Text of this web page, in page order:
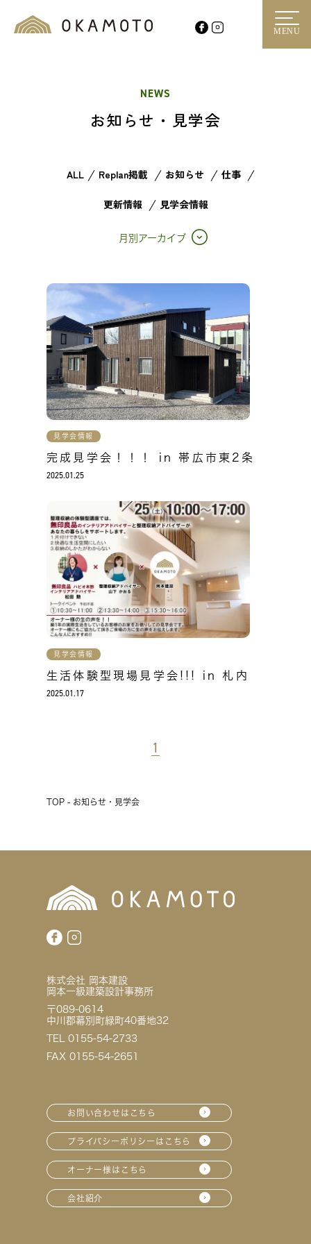
MENU
NEWS
お知らせ・見学会
ALL Replan掲載 お知らせ 仕事
更新情報 見学会情報
月別アーカイブ
見学会情報
完成見学会！！！ in 帯広市東2条
2025.01.25
見学会情報
生活体験型現場見学会!!! in 札内
2025.01.17
1
TOP - お知らせ・見学会
株式会社 岡本建設
岡本一級建築設計事務所
〒089-0614
中川郡幕別町緑町40番地32
TEL 0155-54-2733
FAX 0155-54-2651
お問い合わせはこちら
プライバシーポリシーはこちら
オーナー様はこちら
会社紹介